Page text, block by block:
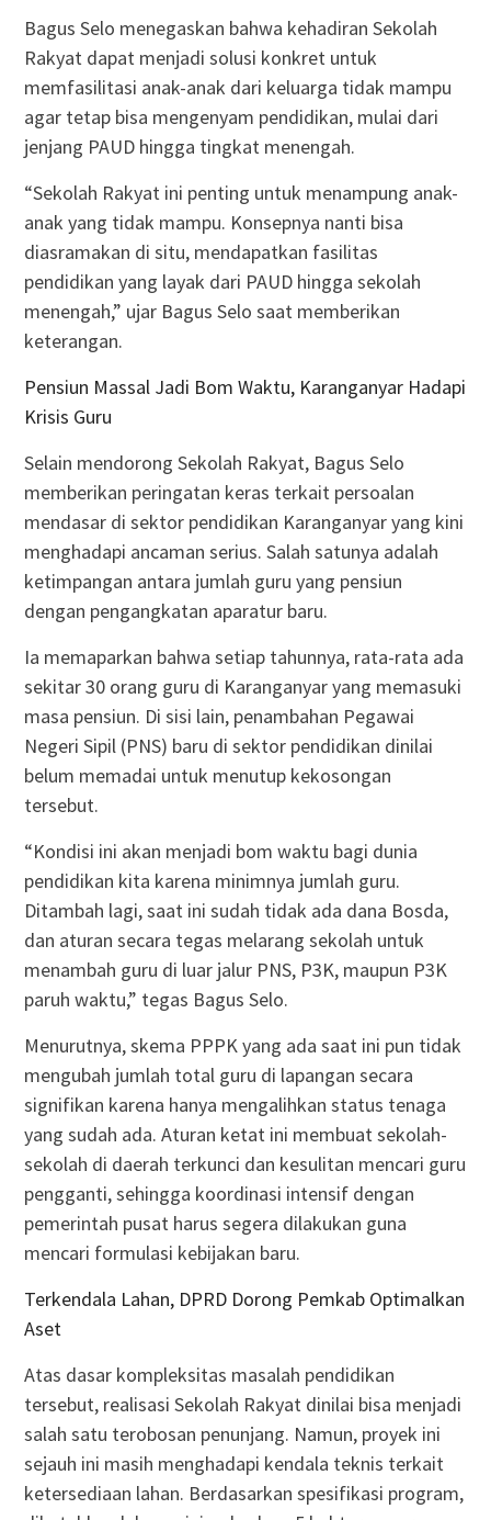
Bagus Selo menegaskan bahwa kehadiran Sekolah
Rakyat dapat menjadi solusi konkret untuk
memfasilitasi anak-anak dari keluarga tidak mampu
agar tetap bisa mengenyam pendidikan, mulai dari
jenjang PAUD hingga tingkat menengah.
“Sekolah Rakyat ini penting untuk menampung anak-
anak yang tidak mampu. Konsepnya nanti bisa
diasramakan di situ, mendapatkan fasilitas
pendidikan yang layak dari PAUD hingga sekolah
menengah,” ujar Bagus Selo saat memberikan
keterangan.
Pensiun Massal Jadi Bom Waktu, Karanganyar Hadapi
Krisis Guru
Selain mendorong Sekolah Rakyat, Bagus Selo
memberikan peringatan keras terkait persoalan
mendasar di sektor pendidikan Karanganyar yang kini
menghadapi ancaman serius. Salah satunya adalah
ketimpangan antara jumlah guru yang pensiun
dengan pengangkatan aparatur baru.
Ia memaparkan bahwa setiap tahunnya, rata-rata ada
sekitar 30 orang guru di Karanganyar yang memasuki
masa pensiun. Di sisi lain, penambahan Pegawai
Negeri Sipil (PNS) baru di sektor pendidikan dinilai
belum memadai untuk menutup kekosongan
tersebut.
“Kondisi ini akan menjadi bom waktu bagi dunia
pendidikan kita karena minimnya jumlah guru.
Ditambah lagi, saat ini sudah tidak ada dana Bosda,
dan aturan secara tegas melarang sekolah untuk
menambah guru di luar jalur PNS, P3K, maupun P3K
paruh waktu,” tegas Bagus Selo.
Menurutnya, skema PPPK yang ada saat ini pun tidak
mengubah jumlah total guru di lapangan secara
signifikan karena hanya mengalihkan status tenaga
yang sudah ada. Aturan ketat ini membuat sekolah-
sekolah di daerah terkunci dan kesulitan mencari guru
pengganti, sehingga koordinasi intensif dengan
pemerintah pusat harus segera dilakukan guna
mencari formulasi kebijakan baru.
Terkendala Lahan, DPRD Dorong Pemkab Optimalkan
Aset
Atas dasar kompleksitas masalah pendidikan
tersebut, realisasi Sekolah Rakyat dinilai bisa menjadi
salah satu terobosan penunjang. Namun, proyek ini
sejauh ini masih menghadapi kendala teknis terkait
ketersediaan lahan. Berdasarkan spesifikasi program,